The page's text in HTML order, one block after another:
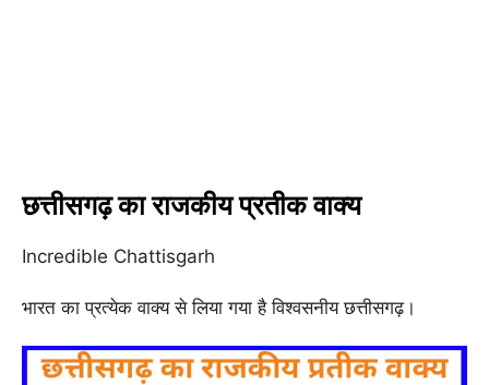
छत्तीसगढ़ का राजकीय प्रतीक वाक्य
Incredible Chattisgarh
भारत का प्रत्येक वाक्य से लिया गया है विश्वसनीय छत्तीसगढ़।